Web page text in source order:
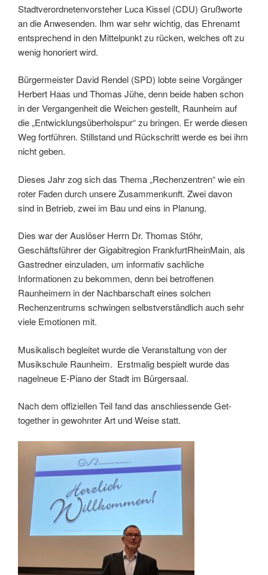
Stadtverordnetenvorsteher Luca Kissel (CDU) Grußworte
an die Anwesenden. Ihm war sehr wichtig, das Ehrenamt
entsprechend in den Mittelpunkt zu rücken, welches oft zu
wenig honoriert wird.
Bürgermeister David Rendel (SPD) lobte seine Vorgänger
Herbert Haas und Thomas Jühe, denn beide haben schon
in der Vergangenheit die Weichen gestellt, Raunheim auf
die „Entwicklungsüberholspur“ zu bringen. Er werde diesen
Weg fortführen. Stillstand und Rückschritt werde es bei ihm
nicht geben.
Dieses Jahr zog sich das Thema „Rechenzentren“ wie ein
roter Faden durch unsere Zusammenkunft. Zwei davon
sind in Betrieb, zwei im Bau und eins in Planung.
Dies war der Auslöser Herrn Dr. Thomas Stöhr,
Geschäftsführer der Gigabitregion FrankfurtRheinMain, als
Gastredner einzuladen, um informativ sachliche
Informationen zu bekommen, denn bei betroffenen
Raunheimern in der Nachbarschaft eines solchen
Rechenzentrums schwingen selbstverständlich auch sehr
viele Emotionen mit.
Musikalisch begleitet wurde die Veranstaltung von der
Musikschule Raunheim. Erstmalig bespielt wurde das
nagelneue E-Piano der Stadt im Bürgersaal.
Nach dem offiziellen Teil fand das anschliessende Get-
together in gewohnter Art und Weise statt.